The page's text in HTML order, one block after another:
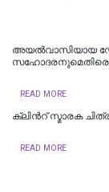
അയല്‍വാസിയായ
READ MORE
ക്ലിന്‍റ് സ്മാരക
READ MORE